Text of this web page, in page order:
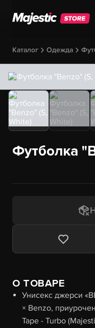
Каталог Одежда
Футболка
О ТОВАРЕ
Унисекс джерси
× Benzo,
Tape - Turbo